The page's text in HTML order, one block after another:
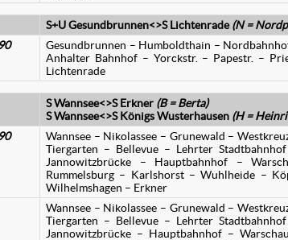
S+U Gesundbrunnen<>S Lichtenrade(N =
Gesundbrunnen – Humboldthain –
Anhalter Bahnhof – Yorckstr. – Papestr. –
Lichtenrade
S Wannsee<>S Erkner (B = Berta)
S Wannsee<>S Königs Wusterhausen (H =
Wannsee – Nikolassee – Grunewald –
Tiergarten – Bellevue – Lehrter
Jannowitzbrücke – Hauptbahnhof –
Rummelsburg – Karlshorst – Wuhlheide –
Wilhelmshagen – Erkner
Wannsee – Nikolassee – Grunewald –
Tiergarten – Bellevue – Lehrter
Jannowitzbrücke – Hauptbahnhof –